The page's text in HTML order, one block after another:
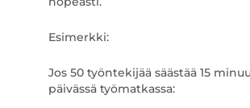
Esimerkki:
Jos 50 työntekijää säästää 15
päivässä työmatkassa: